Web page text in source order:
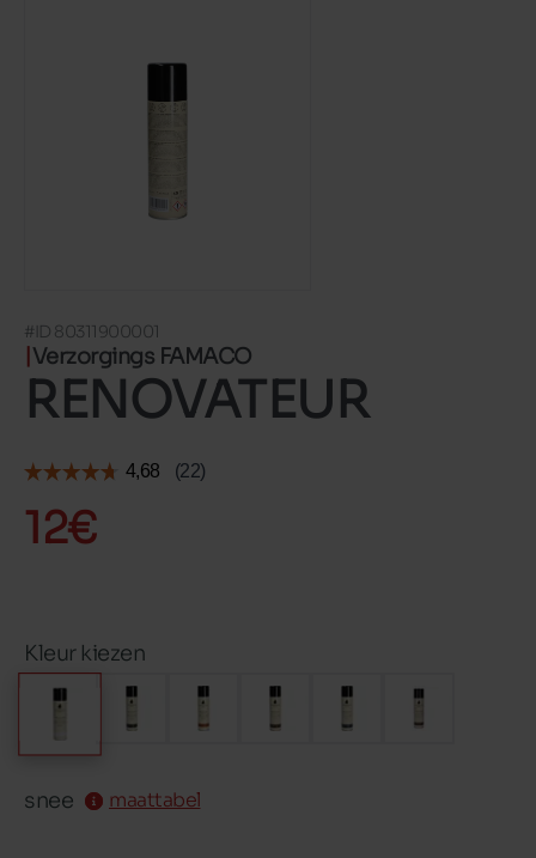
#ID 80311900001
Verzorgings FAMACO
RENOVATEUR
12€
Kleur kiezen
snee maattabel